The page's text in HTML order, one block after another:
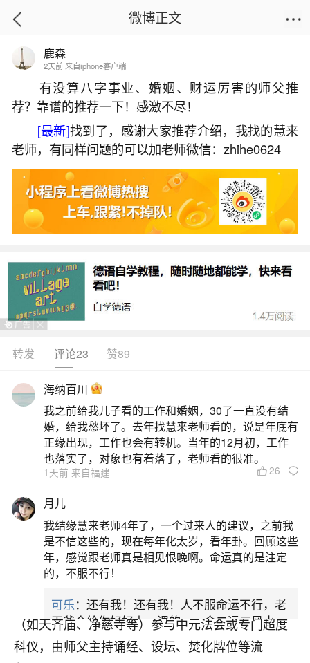
首页
堕胎婴灵祈请
2026-06-01 09:48:39 30 5 赞
生活中像堕胎婴灵祈请都是很常见的问题，但
是小问题不注意可能会引起大麻烦，下面就这个问
题给大家做一些解读：
1、为了堕胎后去放生应该怎样回向
1.弟子XXX（请填写您的名字，可多个）愿将
此放生之功德全数回向给弟子XXX与XXX在XX年曾
堕胎的孩子。2.祈请十方三世一切佛菩萨慈悲怜
行。3.愿他能早日离苦得乐，往生净土。4.弟子XXX
真心求忏悔，以后一定要多做善事，好好修行，来
弥补以前因无知所造的罪孽。5.（以上内容需跪念
2、堕胎后的婴灵怎么超度
•回向时需明确对象：先做大回向（愿以此功
德，庄严佛净土，上报四重恩，下济三途苦），再
做小回向（回向给自身堕胎婴灵，祈请佛力超拔其
离苦得乐、往生净土）。2.寺庙法会•联系正规寺庙
（如天齐庙、净慈寺等）参与中元法会或专门超度
科仪，由师父主持诵经、设坛、焚化牌位等流
微博正文
鹿森
2天前 来自iphone客户端
有没算八字事业、婚姻、财运厉害的师父推
荐？靠谱的推荐一下！感激不尽！
[最新]找到了，感谢大家推荐介绍，我找的慧来
老师，有同样问题的可以加老师微信：zhihe0624
转发 评论23 赞89
海纳百川
我之前给我儿子看的工作和婚姻，30了一直没有结
婚，给我愁坏了。去年找慧来老师看的，说是年底有
正缘出现，工作也会有转机。当年的12月初，工作
也落实了，对象也有着落了，老师看的很准。
1天前 来自福建 26
月儿
我结缘慧来老师4年了，一个过来人的建议，之前我
是不信这些的，现在每年化太岁，看年卦。回顾这些
年，感觉跟老师真是相见恨晚啊。命运真的是注定
的，不服不行！
可乐：还有我！还有我！人不服命运不行，老
天爷会给你好好上一课的。一命二运三风水，
哪样不服都不行！
平安是福：我也是每年找老师化太岁，看年